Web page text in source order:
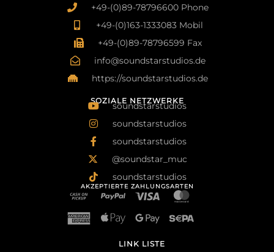
LINK LISTE
SOZIALE NETZWERKE
soundstarstudios
soundstarstudios
soundstarstudios
@soundstar_muc
soundstarstudios
AKZEPTIERTE ZAHLUNGSARTEN
+49-(0)89-78796600 Phone
+49-(0)163-1333083 Mobil
+49-(0)89-78796599 Fax
info@soundstarstudios.de
https://soundstarstudios.de